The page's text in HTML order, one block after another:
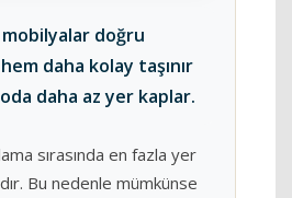
doğru
daha kolay taşınır
daha az yer kaplar.
sırasında en fazla yer
Bu nedenle mümkünse